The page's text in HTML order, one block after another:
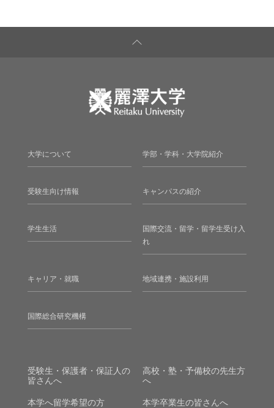
大学について 学部・学科・大学院紹介
受験生向け情報 キャンパスの紹介
学生生活
国際交流・留学・留学生受け入
れ
キャリア・就職 地域連携・施設利用
国際総合研究機構
受験生・保護者・保証人の
皆さんへ
高校・塾・予備校の先生方
へ
本学へ留学希望の方 本学卒業生の皆さんへ